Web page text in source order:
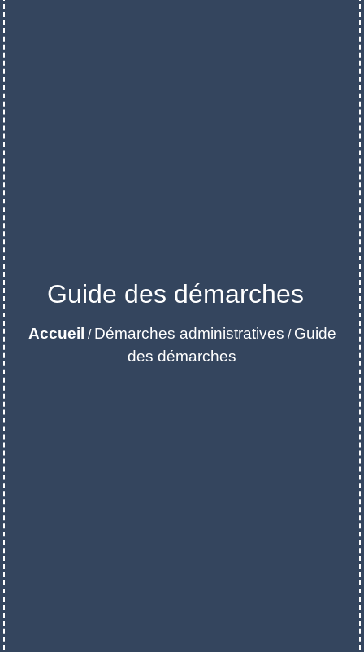
Guide des démarches
Accueil / Démarches administratives / Guide
des démarches